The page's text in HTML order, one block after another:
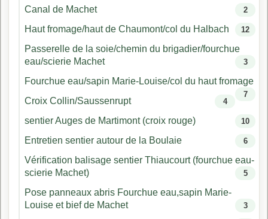
Canal de Machet 2
Haut fromage/haut de Chaumont/col du Halbach 12
Passerelle de la soie/chemin du brigadier/fourchue
eau/scierie Machet
3
Fourchue eau/sapin Marie-Louise/col du haut fromage
7
Croix Collin/Saussenrupt 4
sentier Auges de Martimont (croix rouge) 10
Entretien sentier autour de la Boulaie 6
Vérification balisage sentier Thiaucourt (fourchue eau-
scierie Machet)
5
Pose panneaux abris Fourchue eau,sapin Marie-
Louise et bief de Machet
3